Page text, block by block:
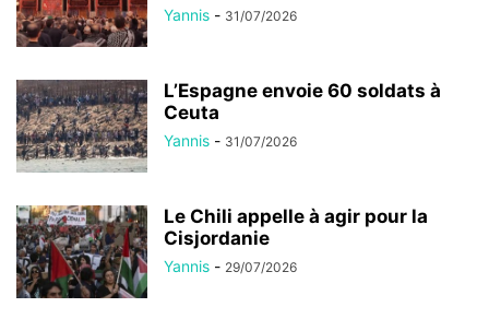
Yannis - 31/07/2026
L’Espagne envoie 60 soldats à
Ceuta
Yannis - 31/07/2026
Le Chili appelle à agir pour la
Cisjordanie
Yannis - 29/07/2026